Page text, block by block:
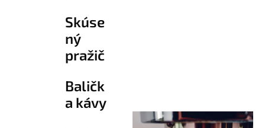
Skúse
ný
pražič
Baličk
a kávy